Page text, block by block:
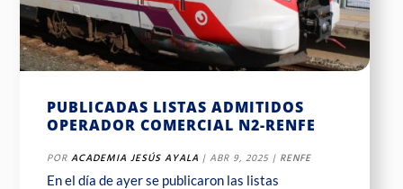
PUBLICADAS LISTAS ADMITIDOS
OPERADOR COMERCIAL N2-RENFE
PORACADEMIA JESÚS AYALA |ABR 9, 2025 | RENFE
En el día de ayer se publicaron las listas